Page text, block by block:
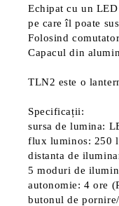
Echipat cu un
pe care îl poate
Folosind
Capacul din
TLN2 este o
Specificații:
sursa de lumina:
flux luminos: 250
distanta de
5 moduri de
autonomie: 4 ore
butonul de